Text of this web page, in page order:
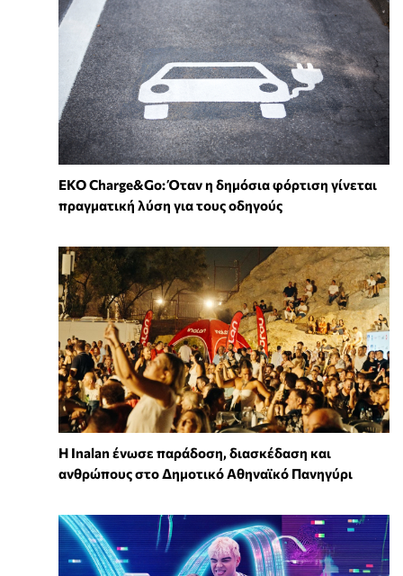
EKO Charge&Go: Όταν η δημόσια φόρτιση γίνεται
πραγματική λύση για τους οδηγούς
Η Inalan ένωσε παράδοση, διασκέδαση και
ανθρώπους στο Δημοτικό Αθηναϊκό Πανηγύρι